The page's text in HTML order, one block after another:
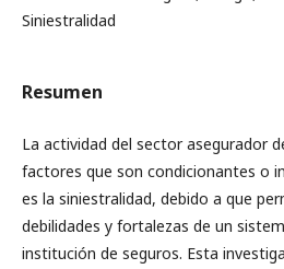
Siniestralidad
Resumen
La actividad del sector asegurador
factores que son condicionantes o
es la siniestralidad, debido a que
debilidades y fortalezas de un
institución de seguros. Esta